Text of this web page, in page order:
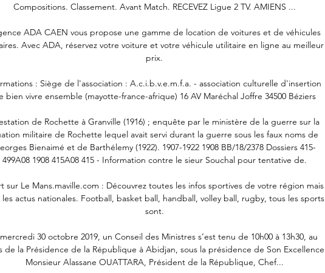
Compositions. Classement. Avant Match. RECEVEZ Ligue 2 TV. AMIENS ...
ADA CAEN vous propose une gamme de location de voitures et de véhicules
Avec ADA, réservez votre voiture et votre véhicule utilitaire en ligne au meilleur
prix.
: Siège de l'association : A.c.i.b.v.e.m.f.a. - association culturelle d'insertion
bien vivre ensemble (mayotte-france-afrique) 16 AV Maréchal Joffre 34500 Béziers
de Rochette à Granville (1916) ; enquête par le ministère de la guerre sur la
militaire de Rochette lequel avait servi durant la guerre sous les faux noms de
Bienaimé et de Barthélemy (1922). 1907-1922 1908 BB/18/2378 Dossiers 415-
499A08 1908 415A08 415 - Information contre le sieur Souchal pour tentative de.
sur Le Mans.maville.com : Découvrez toutes les infos sportives de votre région mais
les actus nationales. Football, basket ball, handball, volley ball, rugby, tous les sports
sont.
30 octobre 2019, un Conseil des Ministres s’est tenu de 10h00 à 13h30, au
de la Présidence de la République à Abidjan, sous la présidence de Son Excellence
Monsieur Alassane OUATTARA, Président de la République, Chef...